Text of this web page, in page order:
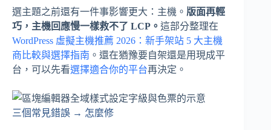
選主題之前還有一件事影響更大：主機。 版面再輕
巧，主機回應慢一樣救不了 LCP。 這部分整理在
WordPress 虛擬主機推薦 2026：新手架站 5 大主機
商比較與選擇指南 。還在猶豫要自架還是用現成平
台，可以先看選擇適合你的平台再決定。
三個常見錯誤 → 怎麼修